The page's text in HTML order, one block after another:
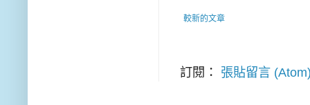
較新的文章
訂閱： 張貼留言